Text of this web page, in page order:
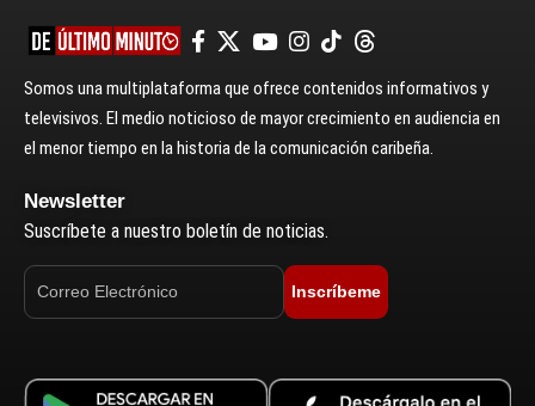
Somos una multiplataforma que ofrece contenidos informativos y
televisivos. El medio noticioso de mayor crecimiento en audiencia en
el menor tiempo en la historia de la comunicación caribeña.
Newsletter
Suscríbete a nuestro boletín de noticias.
Inscríbeme